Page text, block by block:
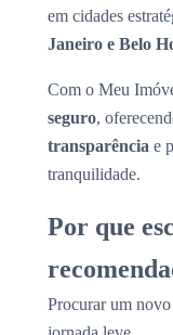
em cidades
Janeiro e Belo
Com o Meu
seguro,
transparência e
tranquilidade.
Por que
Procurar um novo